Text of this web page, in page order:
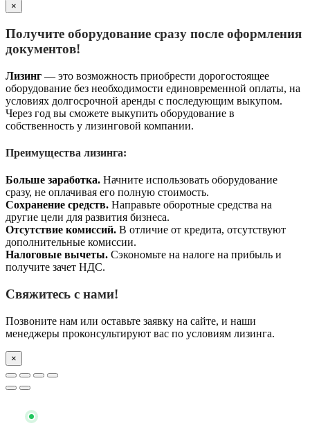
×
Получите оборудование сразу после оформления
документов!
Лизинг — это возможность приобрести дорогостоящее
оборудование без необходимости единовременной оплаты, на
условиях долгосрочной аренды с последующим выкупом.
Через год вы сможете выкупить оборудование в
собственность у лизинговой компании.
Преимущества лизинга:
Больше заработка. Начните использовать оборудование
сразу, не оплачивая его полную стоимость.
Сохранение средств. Направьте оборотные средства на
другие цели для развития бизнеса.
Отсутствие комиссий. В отличие от кредита, отсутствуют
дополнительные комиссии.
Налоговые вычеты. Сэкономьте на налоге на прибыль и
получите зачет НДС.
Свяжитесь с нами!
Позвоните нам или оставьте заявку на сайте, и наши
менеджеры проконсультируют вас по условиям лизинга.
×